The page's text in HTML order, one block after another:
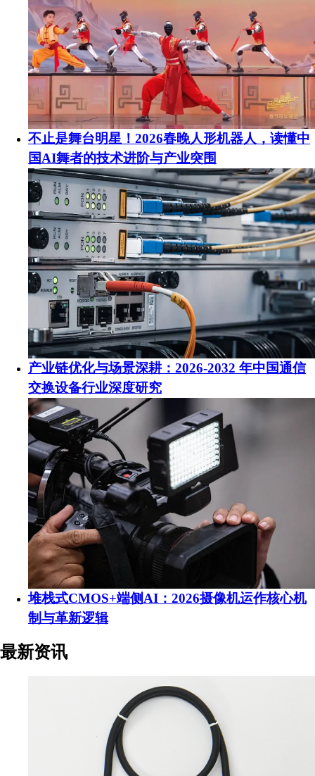
不止是舞台明星！2026春晚人形机器人，读懂中
国AI舞者的技术进阶与产业突围
产业链优化与场景深耕：2026-2032 年中国通信
交换设备行业深度研究
堆栈式CMOS+端侧AI：2026摄像机运作核心机
制与革新逻辑
最新资讯